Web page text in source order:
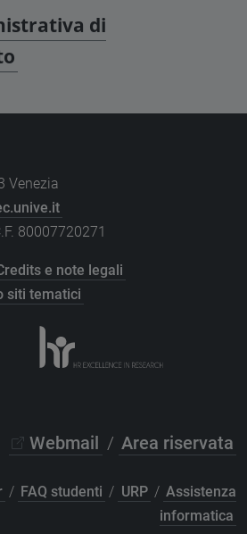
di
Venezia
80007720271
e note legali
siti tematici
Webmail / Area riservata
/ FAQ studenti / URP / Assistenza
informatica